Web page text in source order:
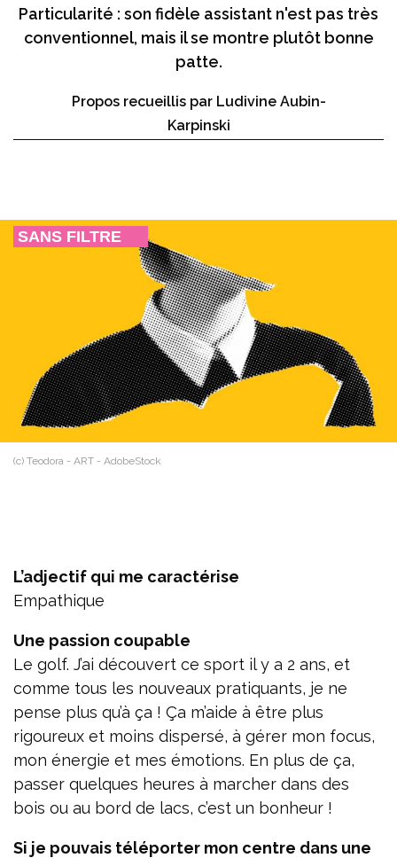
Particularité : son fidèle assistant n'est pas très
conventionnel, mais il se montre plutôt bonne
patte.
Propos recueillis par Ludivine Aubin-
Karpinski
SANS FILTRE
(c) Teodora - ART - AdobeStock
L’adjectif qui me caractérise
Empathique
Une passion coupable
Le golf. J’ai découvert ce sport il y a 2 ans, et
comme tous les nouveaux pratiquants, je ne
pense plus qu’à ça ! Ça m’aide à être plus
rigoureux et moins dispersé, à gérer mon focus,
mon énergie et mes émotions. En plus de ça,
passer quelques heures à marcher dans des
bois ou au bord de lacs, c’est un bonheur !
Si je pouvais téléporter mon centre dans une